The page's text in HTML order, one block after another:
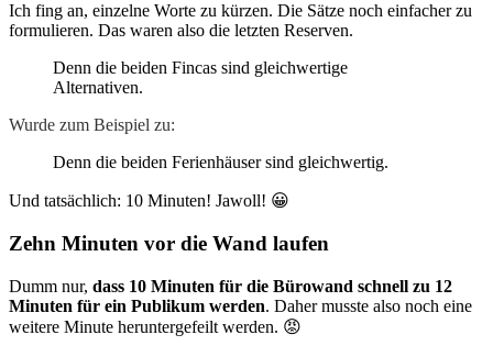
Ich fing an, einzelne Worte zu kürzen. Die Sätze noch einfacher zu
formulieren. Das waren also die letzten Reserven.
Denn die beiden Fincas sind gleichwertige
Alternativen.
Wurde zum Beispiel zu:
Denn die beiden Ferienhäuser sind gleichwertig.
Und tatsächlich: 10 Minuten! Jawoll! 😀
Zehn Minuten vor die Wand laufen
Dumm nur, dass 10 Minuten für die Bürowand schnell zu 12
Minuten für ein Publikum werden. Daher musste also noch eine
weitere Minute heruntergefeilt werden. 😡